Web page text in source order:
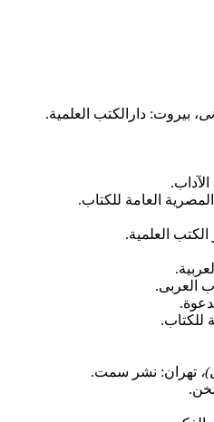
، بیروت: دارالکتب العلمیة.
المصریة العامة للکتاب.
الکتب العلمیة.
العربی.
للکتاب.
تهران: نشر سمت.